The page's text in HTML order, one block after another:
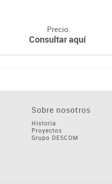
Precio
Consultar aquí
Sobre nosotros
Historia
Proyectos
Grupo DESCOM